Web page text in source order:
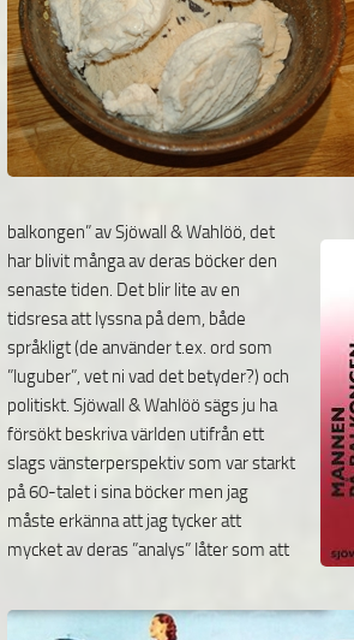
balkongen” av Sjöwall & Wahlöö, det
har blivit många av deras böcker den
senaste tiden. Det blir lite av en
tidsresa att lyssna på dem, både
språkligt (de använder t.ex. ord som
”luguber”, vet ni vad det betyder?) och
politiskt. Sjöwall & Wahlöö sägs ju ha
försökt beskriva världen utifrån ett
slags vänsterperspektiv som var starkt
på 60-talet i sina böcker men jag
måste erkänna att jag tycker att
mycket av deras ”analys” låter som att